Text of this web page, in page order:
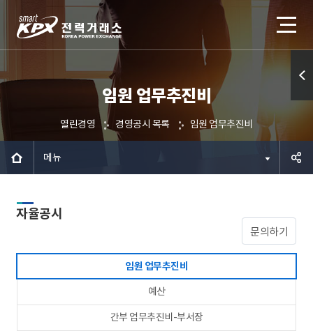
임원 업무추진비
열린경영 경영공시 목록 임원 업무추진비
메뉴
기
문의하기
자율공시
임원 업무추진비
예산
간부 업무추진비-부서장